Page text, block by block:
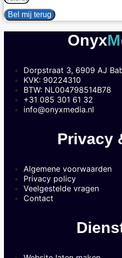
Bel mij terug
Onyx
Dorpstraat 3, 6909 AJ
KVK: 90224310
BTW: NL004798514B78
+31 085 301 61 32
info@onyxmedia.nl
Privacy
Algemene voorwaarden
Privacy policy
Veelgestelde vragen
Contact